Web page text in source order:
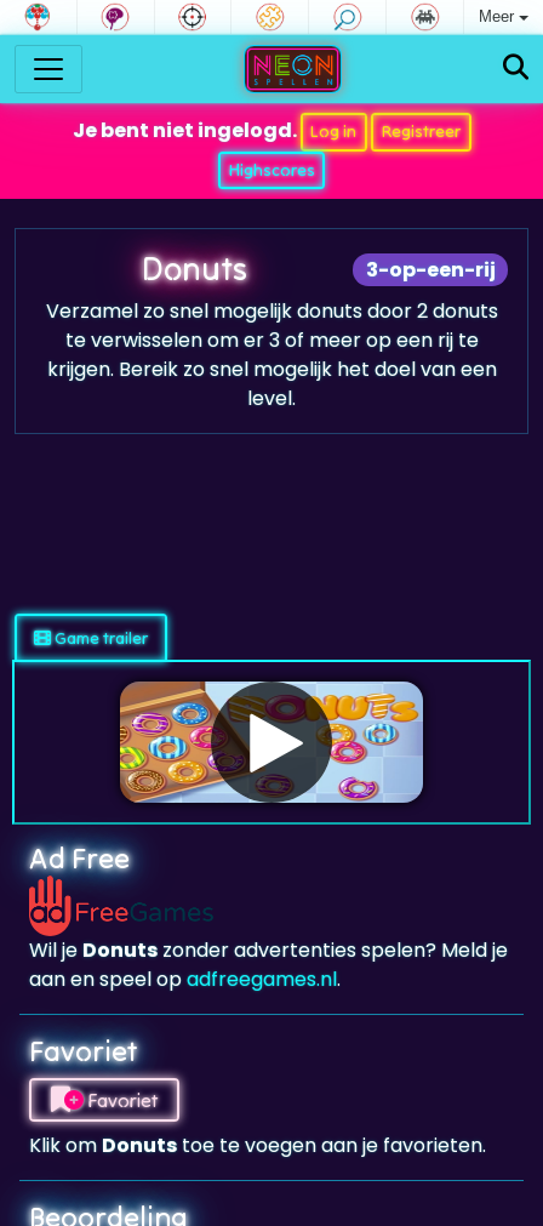
Meer
Je bent niet ingelogd. Log in
Registreer
Highscores
3-op-een-rij
Donuts
Verzamel zo snel mogelijk donuts door 2 donuts
te verwisselen om er 3 of meer op een rij te
krijgen. Bereik zo snel mogelijk het doel van een
level.
Ad Free
Wil je Donuts
aan en speel opadfreegames.nl
Favoriet
Favoriet
Klik omDonutstoe te voegen aan je favorieten.
Beoordeling